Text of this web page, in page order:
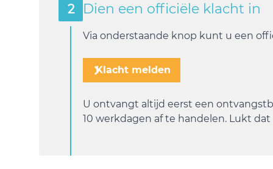
2 Dien een officiële klacht in
Via onderstaande knop kunt u een
Klacht melden
U ontvangt altijd eerst een
10 werkdagen af te handelen. Lukt